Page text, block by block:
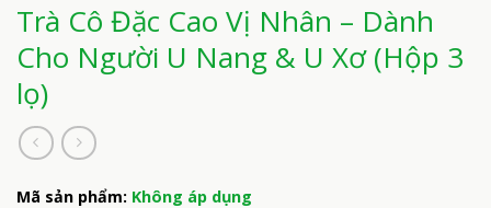
Trà Cô Đặc Cao Vị Nhân – Dành
Cho Người U Nang & U Xơ (Hộp 3
lọ)
Mã sản phẩm: Không áp dụng